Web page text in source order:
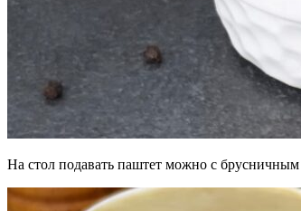
На стол подавать паштет можно с брусничным